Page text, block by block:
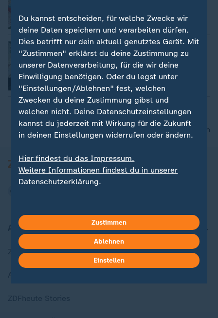
Video 1:59
Unterrichtsfach „Fit for Life“
Susanne Biedenkopf
Video 1:49
nach oben
Aktuell bei ZDFheute
Zuletzt veröffentlicht
Du kannst entscheiden, für welche Zwecke wir
deine Daten speichern und verarbeiten dürfen.
Dies betrifft nur dein aktuell genutztes Gerät. Mit
"Zustimmen" erklärst du deine Zustimmung zu
unserer Datenverarbeitung, für die wir deine
Einwilligung benötigen. Oder du legst unter
"Einstellungen/Ablehnen" fest, welchen
Zwecken du deine Zustimmung gibst und
welchen nicht. Deine Datenschutzeinstellungen
kannst du jederzeit mit Wirkung für die Zukunft
in deinen Einstellungen widerrufen oder ändern.
Hier findest du das Impressum.
Weitere Informationen findest du in unserer
Datenschutzerklärung.
Zustimmen
Ablehnen
Einstellen